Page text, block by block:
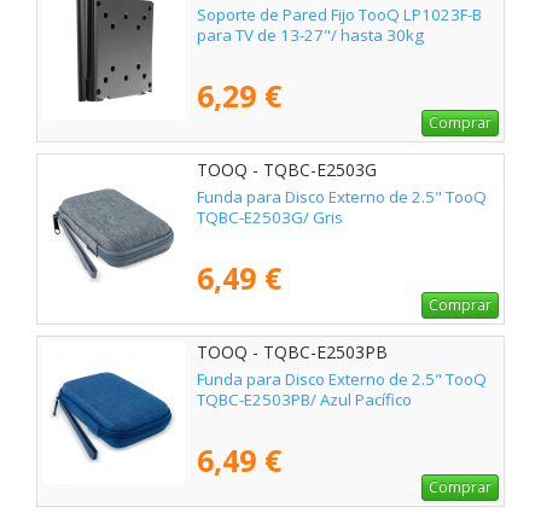
Soporte de Pared Fijo TooQ LP1023F-B
para TV de 13-27"/ hasta 30kg
6,29 €
Comprar
TOOQ - TQBC-E2503G
Funda para Disco Externo de 2.5" TooQ
TQBC-E2503G/ Gris
6,49 €
Comprar
TOOQ - TQBC-E2503PB
Funda para Disco Externo de 2.5" TooQ
TQBC-E2503PB/ Azul Pacífico
6,49 €
Comprar